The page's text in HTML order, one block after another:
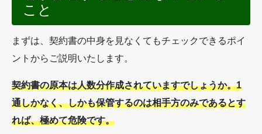
こと
まずは、契約書の中身を見なくてもチェックできるポイ
ントからご説明いたします。
契約書の原本は人数分作成されていますでしょうか。1
通しかなく、しかも保管するのは相手方のみであるとす
れば、極めて危険です。